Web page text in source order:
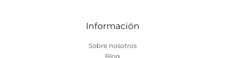
Información
Sobre nosotros
Blog